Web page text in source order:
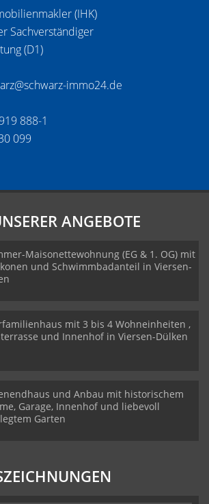
(IHK)
Sachverständiger
(D1)
immo24.de
888-1
099
ANGEBOTE
Maisonettewohnung (EG & 1. OG) mit
und Schwimmbadanteil in Viersen-
mit 3 bis 4 Wohneinheiten ,
und Innenhof in Viersen-Dülken
und Anbau mit historischem
Garage, Innenhof und liebevoll
Garten